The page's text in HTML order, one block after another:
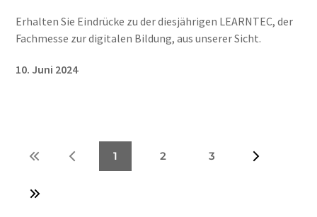
Erhalten Sie Eindrücke zu der diesjährigen LEARNTEC, der
Fachmesse zur digitalen Bildung, aus unserer Sicht.
10. Juni 2024
1 2 3